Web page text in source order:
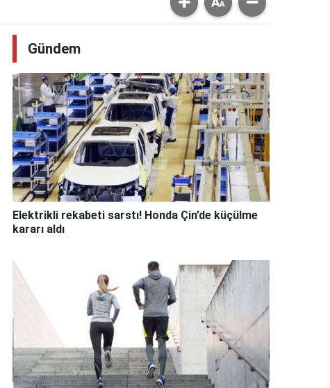
Gündem
Elektrikli rekabeti sarstı! Honda Çin’de küçülme
kararı aldı